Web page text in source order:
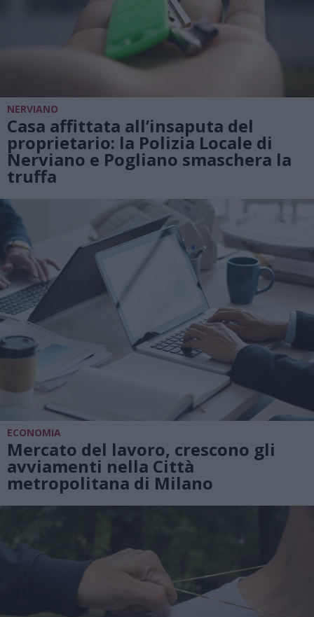
NERVIANO
Casa affittata all’insaputa del
proprietario: la Polizia Locale di
Nerviano e Pogliano smaschera la
truffa
ECONOMIA
Mercato del lavoro, crescono gli
avviamenti nella Città
metropolitana di Milano